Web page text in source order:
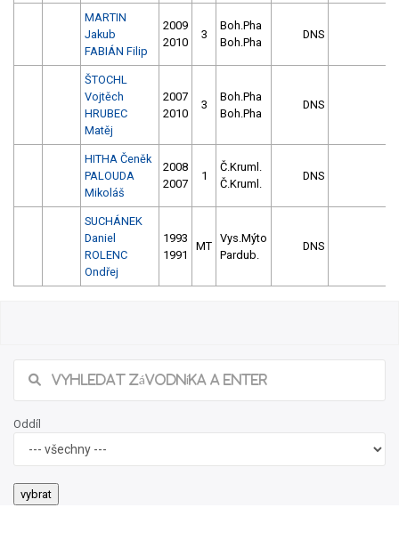
MARTIN
Jakub
FABIÁN Filip
2009
2010
3
Boh.Pha
Boh.Pha
DNS
ŠTOCHL
Vojtěch
HRUBEC
Matěj
2007
2010
3
Boh.Pha
Boh.Pha
DNS
HITHA Čeněk
PALOUDA
Mikoláš
2008
2007
1
Č.Kruml.
Č.Kruml.
DNS
SUCHÁNEK
Daniel
ROLENC
Ondřej
1993
1991
MT
Vys.Mýto
Pardub.
DNS
Oddíl